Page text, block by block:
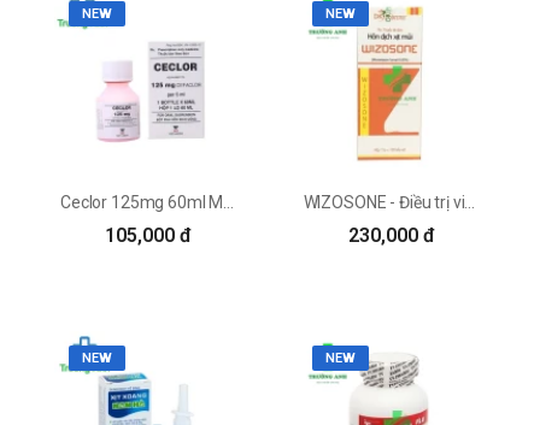
NEW
105,000 đ
NEW
230,000 đ
NEW NEW